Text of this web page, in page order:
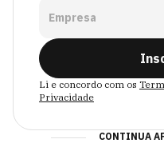
Empresa
Li e concordo com os
Privacidade
CONTINUA